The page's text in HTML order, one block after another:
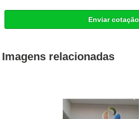
Enviar cotação
Imagens relacionadas